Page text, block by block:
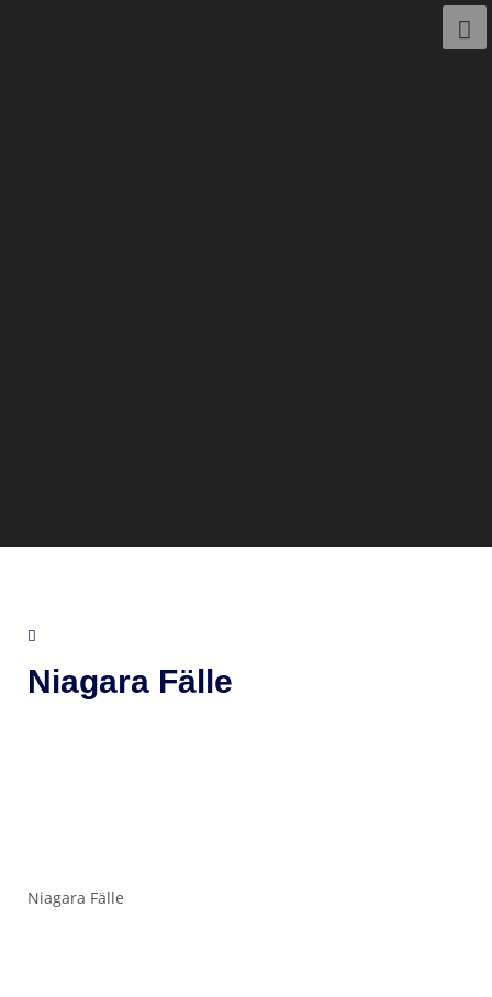
Niagara Fälle
Niagara Fälle